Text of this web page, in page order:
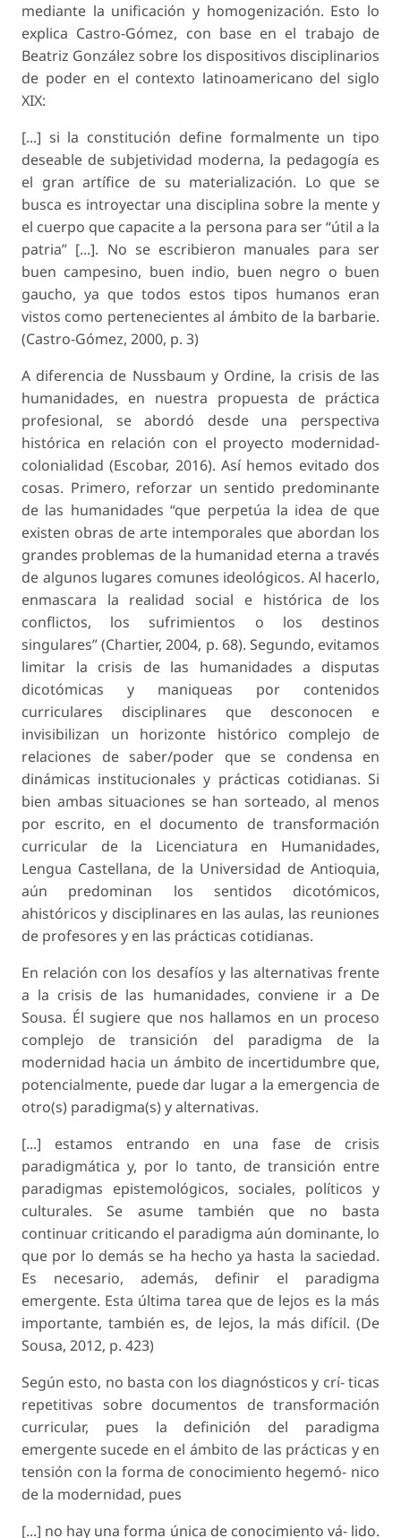
mediante la unificación y homogenización. Esto lo
explica Castro-Gómez, con base en el trabajo de
Beatriz González sobre los dispositivos disciplinarios
de poder en el contexto latinoamericano del siglo
XIX:
[...] si la constitución define formalmente un tipo
deseable de subjetividad moderna, la pedagogía es
el gran artífice de su materialización. Lo que se
busca es introyectar una disciplina sobre la mente y
el cuerpo que capacite a la persona para ser “útil a la
patria” [...]. No se escribieron manuales para ser
buen campesino, buen indio, buen negro o buen
gaucho, ya que todos estos tipos humanos eran
vistos como pertenecientes al ámbito de la barbarie.
(Castro-Gómez, 2000, p. 3)
A diferencia de Nussbaum y Ordine, la crisis de las
humanidades, en nuestra propuesta de práctica
profesional, se abordó desde una perspectiva
histórica en relación con el proyecto modernidad-
colonialidad (Escobar, 2016). Así hemos evitado dos
cosas. Primero, reforzar un sentido predominante
de las humanidades “que perpetúa la idea de que
existen obras de arte intemporales que abordan los
grandes problemas de la humanidad eterna a través
de algunos lugares comunes ideológicos. Al hacerlo,
enmascara la realidad social e histórica de los
conflictos, los sufrimientos o los destinos
singulares” (Chartier, 2004, p. 68). Segundo, evitamos
limitar la crisis de las humanidades a disputas
dicotómicas y maniqueas por contenidos
curriculares disciplinares que desconocen e
invisibilizan un horizonte histórico complejo de
relaciones de saber/poder que se condensa en
dinámicas institucionales y prácticas cotidianas. Si
bien ambas situaciones se han sorteado, al menos
por escrito, en el documento de transformación
curricular de la Licenciatura en Humanidades,
Lengua Castellana, de la Universidad de Antioquia,
aún predominan los sentidos dicotómicos,
ahistóricos y disciplinares en las aulas, las reuniones
de profesores y en las prácticas cotidianas.
En relación con los desafíos y las alternativas frente
a la crisis de las humanidades, conviene ir a De
Sousa. Él sugiere que nos hallamos en un proceso
complejo de transición del paradigma de la
modernidad hacia un ámbito de incertidumbre que,
potencialmente, puede dar lugar a la emergencia de
otro(s) paradigma(s) y alternativas.
[...] estamos entrando en una fase de crisis
paradigmática y, por lo tanto, de transición entre
paradigmas epistemológicos, sociales, políticos y
culturales. Se asume también que no basta
continuar criticando el paradigma aún dominante, lo
que por lo demás se ha hecho ya hasta la saciedad.
Es necesario, además, definir el paradigma
emergente. Esta última tarea que de lejos es la más
importante, también es, de lejos, la más difícil. (De
Sousa, 2012, p. 423)
Según esto, no basta con los diagnósticos y crí- ticas
repetitivas sobre documentos de transformación
curricular, pues la definición del paradigma
emergente sucede en el ámbito de las prácticas y en
tensión con la forma de conocimiento hegemó- nico
de la modernidad, pues
[...] no hay una forma única de conocimiento vá- lido.